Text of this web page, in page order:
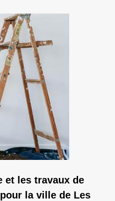
et les travaux de
la ville de Les